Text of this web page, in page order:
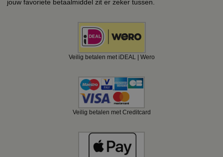
jouw favoriete betaalmiddel zit er zeker tussen.
Veilig betalen met iDEAL | Wero
Veilig betalen met Creditcard